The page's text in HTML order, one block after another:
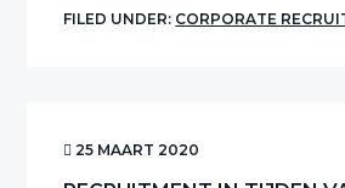
FILED UNDER: CORPORATE
25 MAART 2020